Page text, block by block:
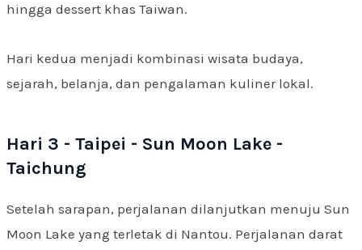
hingga dessert khas Taiwan.
Hari kedua menjadi kombinasi wisata budaya,
sejarah, belanja, dan pengalaman kuliner lokal.
Hari 3 - Taipei - Sun Moon Lake -
Taichung
Setelah sarapan, perjalanan dilanjutkan menuju Sun
Moon Lake yang terletak di Nantou. Perjalanan darat